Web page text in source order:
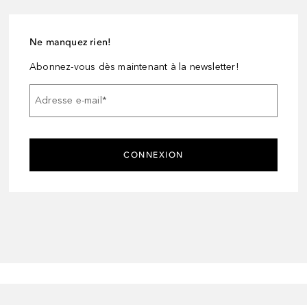
Ne manquez rien!
Abonnez-vous dès maintenant à la newsletter!
Adresse e-mail*
CONNEXION